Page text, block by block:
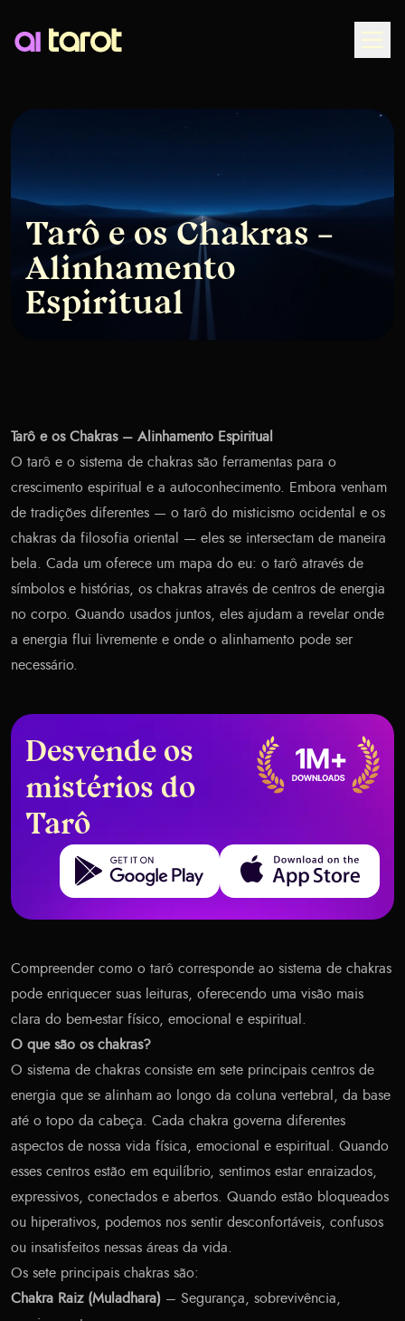
Tarô e os Chakras –
Alinhamento
Espiritual
Tarô e os Chakras – Alinhamento Espiritual
O tarô e o sistema de chakras são ferramentas para o
crescimento espiritual e a autoconhecimento. Embora venham
de tradições diferentes — o tarô do misticismo ocidental e os
chakras da filosofia oriental — eles se intersectam de maneira
bela. Cada um oferece um mapa do eu: o tarô através de
símbolos e histórias, os chakras através de centros de energia
no corpo. Quando usados juntos, eles ajudam a revelar onde
a energia flui livremente e onde o alinhamento pode ser
necessário.
Desvende os
mistérios do
Tarô
Get it on Google Play Download on the App Store
Compreender como o tarô corresponde ao sistema de chakras
pode enriquecer suas leituras, oferecendo uma visão mais
clara do bem-estar físico, emocional e espiritual.
O que são os chakras?
O sistema de chakras consiste em sete principais centros de
energia que se alinham ao longo da coluna vertebral, da base
até o topo da cabeça. Cada chakra governa diferentes
aspectos de nossa vida física, emocional e espiritual. Quando
esses centros estão em equilíbrio, sentimos estar enraizados,
expressivos, conectados e abertos. Quando estão bloqueados
ou hiperativos, podemos nos sentir desconfortáveis, confusos
ou insatisfeitos nessas áreas da vida.
Os sete principais chakras são:
Chakra Raiz (Muladhara) – Segurança, sobrevivência,